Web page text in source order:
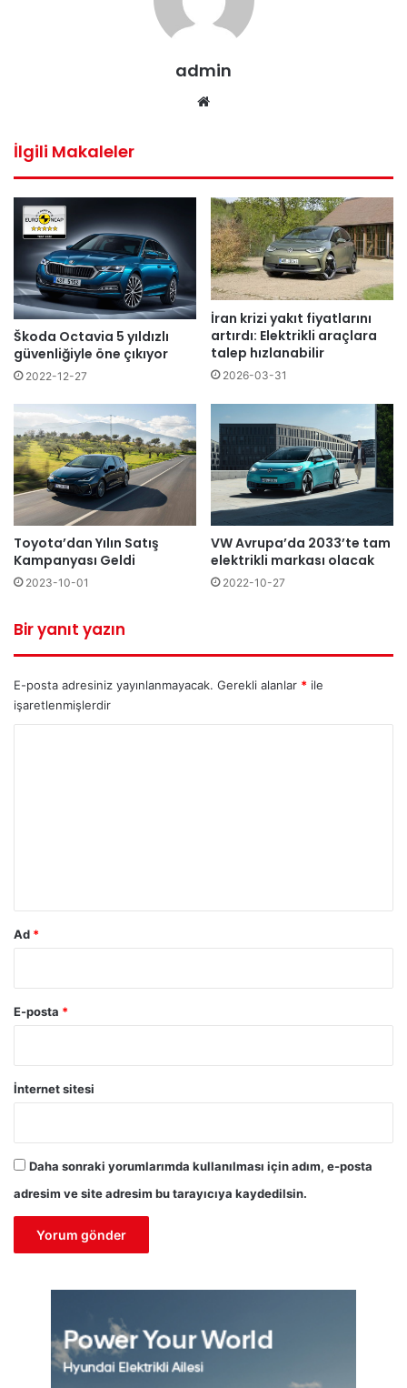
admin
İlgili Makaleler
Škoda Octavia 5 yıldızlı
güvenliğiyle öne çıkıyor
2022-12-27
İran krizi yakıt fiyatlarını
artırdı: Elektrikli araçlara
talep hızlanabilir
2026-03-31
Toyota’dan Yılın Satış
Kampanyası Geldi
2023-10-01
VW Avrupa’da 2033’te tam
elektrikli markası olacak
2022-10-27
Bir yanıt yazın
E-posta adresiniz yayınlanmayacak. Gerekli alanlar * ile
işaretlenmişlerdir
Ad *
E-posta *
İnternet sitesi
Daha sonraki yorumlarımda kullanılması için adım, e-posta
adresim ve site adresim bu tarayıcıya kaydedilsin.